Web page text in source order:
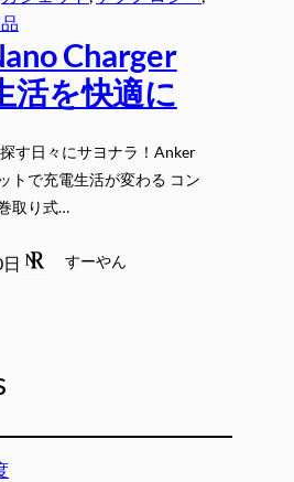
Charger
活を快適に
す日々にサヨナラ！Anker
トで充電生活が変わる コン
取り式…
すーやん